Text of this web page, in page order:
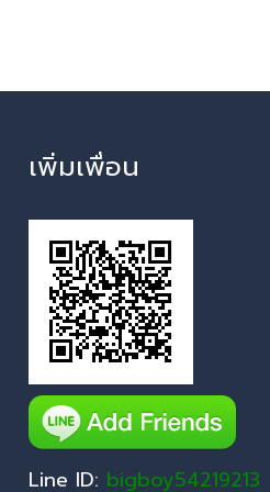
เพิ่มเพื่อน
Line ID: bigboy54219213